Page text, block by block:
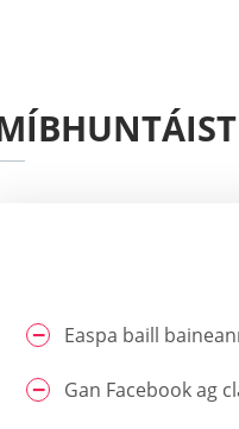
Easpa baill
Gan Facebook ag